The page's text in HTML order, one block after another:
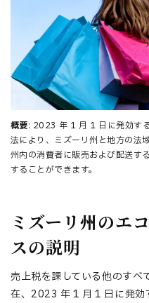
概要: 2023 年 1 月 1 日に発効す
法により、ミズーリ州と地方の法
州内の消費者に販売および配送す
することができます。
ミズーリ州のエ
スの説明
売上税を課している他のすべ
在、2023 年 1 月 1 日に発効